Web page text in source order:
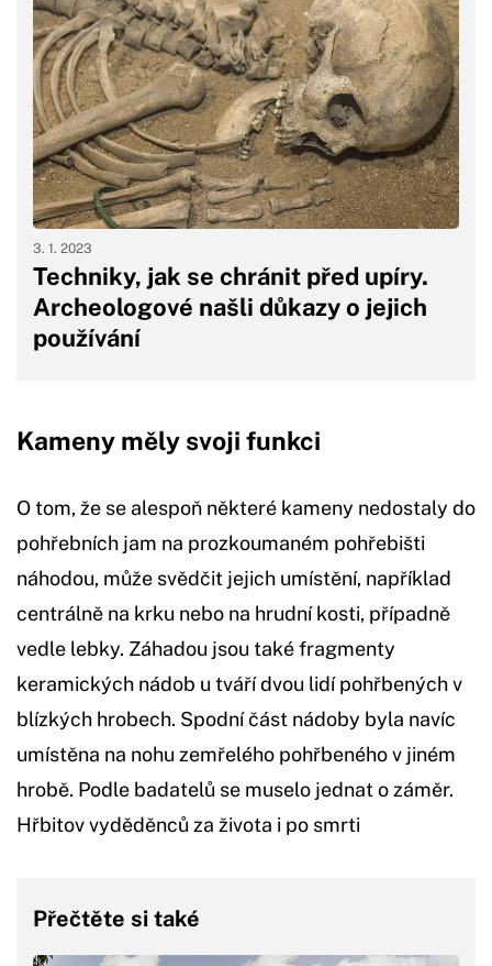
Techniky, jak se chránit před upíry.
Archeologové našli důkazy o jejich
používání
3. 1. 2023
Kameny měly svoji funkci
O tom, že se alespoň některé kameny nedostaly do
pohřebních jam na prozkoumaném pohřebišti
náhodou, může svědčit jejich umístění, například
centrálně na krku nebo na hrudní kosti, případně
vedle lebky. Záhadou jsou také fragmenty
keramických nádob u tváří dvou lidí pohřbených v
blízkých hrobech. Spodní část nádoby byla navíc
umístěna na nohu zemřelého pohřbeného v jiném
hrobě. Podle badatelů se muselo jednat o záměr.
Hřbitov vyděděnců za života i po smrti
Přečtěte si také